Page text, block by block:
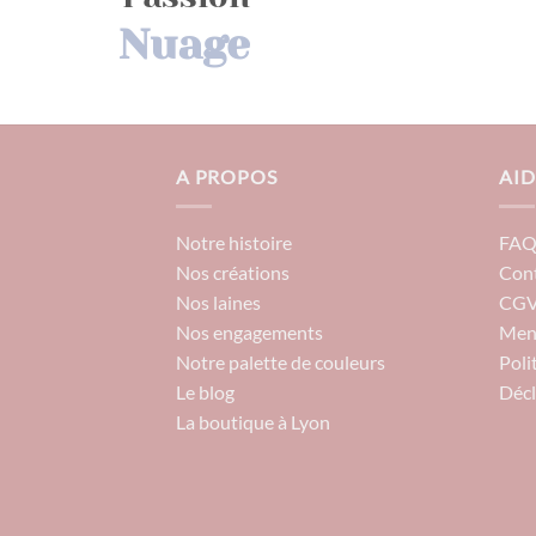
Nuage
A PROPOS
Notre histoire
Nos créations
Nos laines
Nos engagements
Notre palette de couleurs
Le blog
La boutique à Lyon
FAQ